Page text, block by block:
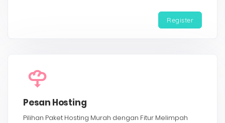
Register
Pesan Hosting
Pilihan Paket Hosting Murah dengan Fitur Melimpah